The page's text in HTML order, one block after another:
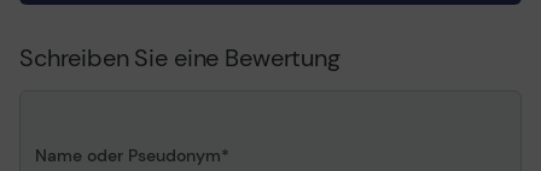
Farbe
Schwarz
Informationen zur Kompatibilität
Schreiben Sie eine Bewertung
Name oder Pseudonym